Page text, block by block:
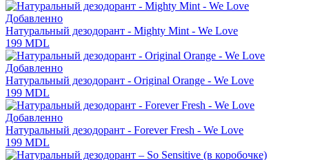
Добавленно
Натуральный дезодорант - Mighty Mint - We Love
199 MDL
Добавленно
Натуральный дезодорант - Original Orange - We Love
199 MDL
Добавленно
Натуральный дезодорант - Forever Fresh - We Love
199 MDL